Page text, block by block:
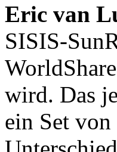
Eric van
SISIS-
wird. Das
ein Set